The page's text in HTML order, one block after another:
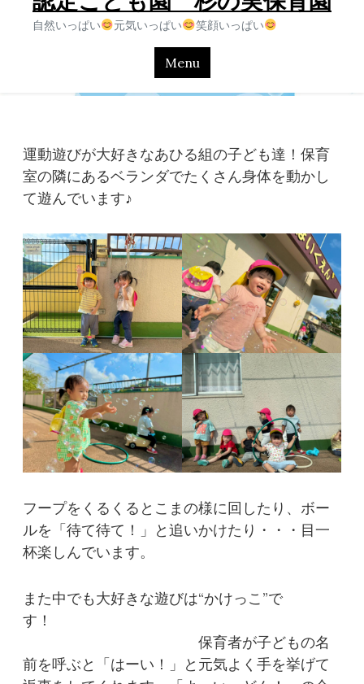
自然いっぱい 元気いっぱい 笑顔いっぱい
Menu
運動遊びが大好きなあひる組の子ども達！保育
室の隣にあるベランダでたくさん身体を動かし
て遊んでいます♪
フープをくるくるとこまの様に回したり、ボー
ルを「待て待て！」と追いかけたり・・・目一
杯楽しんでいます。
また中でも大好きな遊びは“かけっこ”で
す！
保育者が子どもの名
前を呼ぶと「はーい！」と元気よく手を挙げて